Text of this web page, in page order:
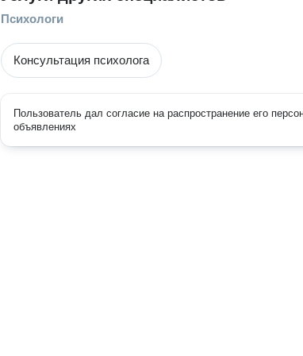
Психологи
Консультация психолога
Пользователь дал согласие на распространение его
объявлениях